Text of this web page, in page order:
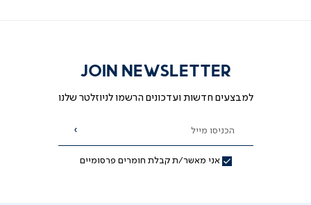
JOIN NEWSLETTER
למבצעים חדשות ועדכונים הרשמו לניוזלטר שלנו
הכניסו מייל
אני מאשר/ת קבלת חומרים פרסומיים
הרשמה